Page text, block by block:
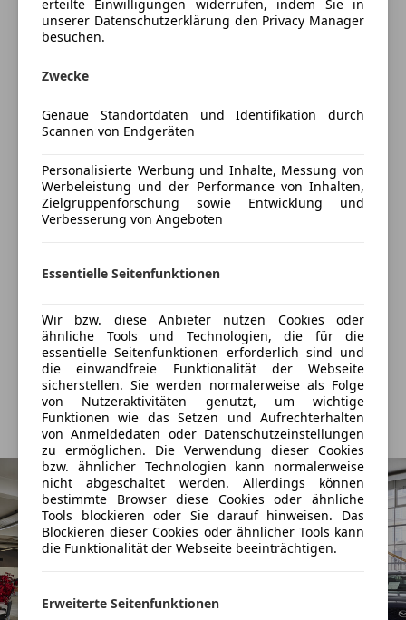
Versicherung
anpassen
Auto einfach online versichern & Rabatt holen
Verkäufer Händler
Rainer Kraftfahrzeughandels GmbH
Sternebewertung 4.5 von 5
4,5Sterne
(83% Weiterempfehlungen)
Anbieter auf AutoScout24 seit 2008
erteilte Einwilligungen widerrufen, indem Sie in
unserer Datenschutzerklärung den Privacy Manager
besuchen.
Zwecke
Genaue Standortdaten und Identifikation durch
Scannen von Endgeräten
Personalisierte Werbung und Inhalte, Messung von
Werbeleistung und der Performance von Inhalten,
Zielgruppenforschung sowie Entwicklung und
Verbesserung von Angeboten
Essentielle Seitenfunktionen
Wir bzw. diese Anbieter nutzen Cookies oder
ähnliche Tools und Technologien, die für die
essentielle Seitenfunktionen erforderlich sind und
die einwandfreie Funktionalität der Webseite
sicherstellen. Sie werden normalerweise als Folge
von Nutzeraktivitäten genutzt, um wichtige
Funktionen wie das Setzen und Aufrechterhalten
von Anmeldedaten oder Datenschutzeinstellungen
zu ermöglichen. Die Verwendung dieser Cookies
bzw. ähnlicher Technologien kann normalerweise
nicht abgeschaltet werden. Allerdings können
bestimmte Browser diese Cookies oder ähnliche
Tools blockieren oder Sie darauf hinweisen. Das
Blockieren dieser Cookies oder ähnlicher Tools kann
die Funktionalität der Webseite beeinträchtigen.
Erweiterte Seitenfunktionen